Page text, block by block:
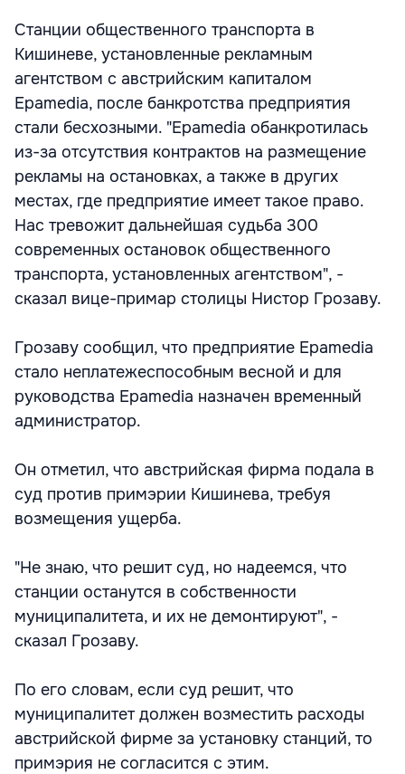
Станции общественного транспорта в
Кишиневе, установленные рекламным
агентством с австрийским капиталом
Epamedia, после банкротства предприятия
стали бесхозными. "Epamedia обанкротилась
из-за отсутствия контрактов на размещение
рекламы на остановках, а также в других
местах, где предприятие имеет такое право.
Нас тревожит дальнейшая судьба 300
современных остановок общественного
транспорта, установленных агентством", -
сказал вице-примар столицы Нистор Грозаву.
Грозаву сообщил, что предприятие Epamedia
стало неплатежеспособным весной и для
руководства Epamedia назначен временный
администратор.
Он отметил, что австрийская фирма подала в
суд против примэрии Кишинева, требуя
возмещения ущерба.
"Не знаю, что решит суд, но надеемся, что
станции останутся в собственности
муниципалитета, и их не демонтируют", -
сказал Грозаву.
По его словам, если суд решит, что
муниципалитет должен возместить расходы
австрийской фирме за установку станций, то
примэрия не согласится с этим.